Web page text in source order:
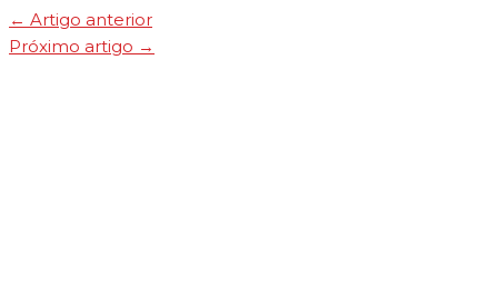
← Artigo anterior
Próximo artigo →